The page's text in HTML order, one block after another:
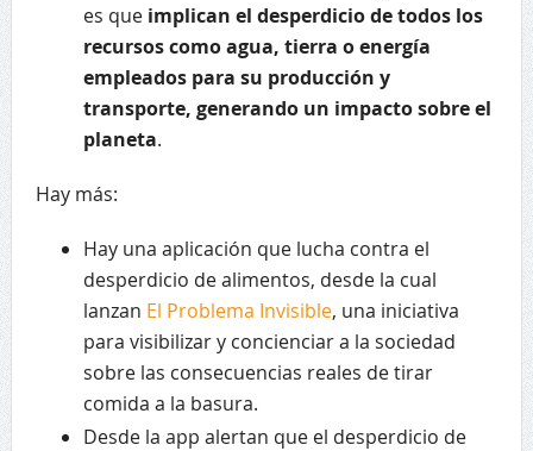
es queimplican el desperdicio de todos los
recursos como agua, tierra o energía
empleados para su producción y
transporte, generando un impacto sobre el
planeta.
Hay más:
Hay una aplicación que lucha contra el
desperdicio de alimentos, desde la cual
lanzan El Problema Invisible, una iniciativa
para visibilizar y concienciar a la sociedad
sobre las consecuencias reales de tirar
comida a la basura.
Desde la app alertan que el desperdicio de